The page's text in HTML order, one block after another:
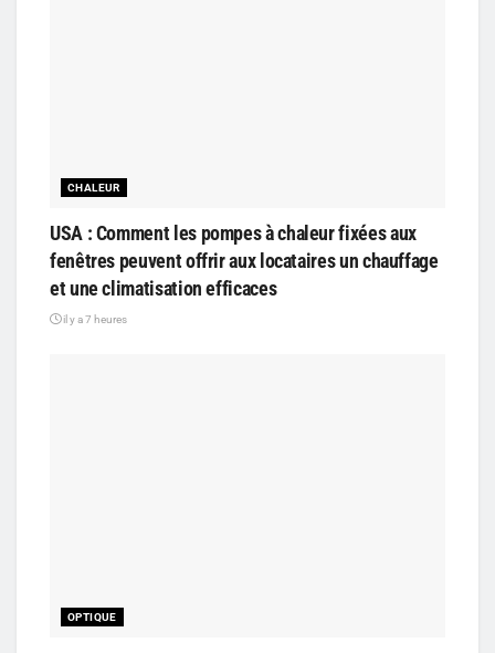
CHALEUR
USA : Comment les pompes à chaleur fixées aux
fenêtres peuvent offrir aux locataires un chauffage
et une climatisation efficaces
il y a 7 heures
OPTIQUE